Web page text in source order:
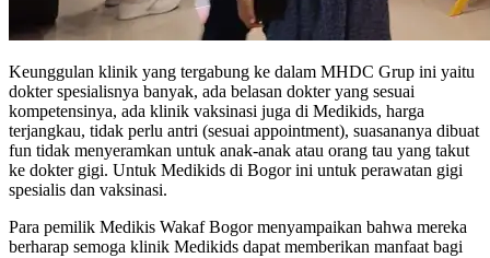
Keunggulan klinik yang tergabung ke dalam MHDC Grup ini yaitu
dokter spesialisnya banyak, ada belasan dokter yang sesuai
kompetensinya, ada klinik vaksinasi juga di Medikids, harga
terjangkau, tidak perlu antri (sesuai appointment), suasananya dibuat
fun tidak menyeramkan untuk anak-anak atau orang tau yang takut
ke dokter gigi. Untuk Medikids di Bogor ini untuk perawatan gigi
spesialis dan vaksinasi.
Para pemilik Medikis Wakaf Bogor menyampaikan bahwa mereka
berharap semoga klinik Medikids dapat memberikan manfaat bagi